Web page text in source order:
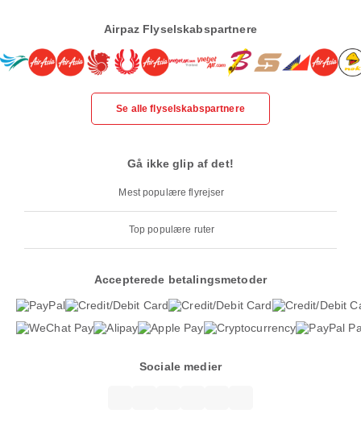
Airpaz Flyselskabspartnere
Se alle flyselskabspartnere
Gå ikke glip af det!
Mest populære flyrejser
Top populære ruter
Accepterede betalingsmetoder
Sociale medier